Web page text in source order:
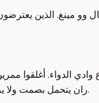
وو مينغ. الذين
وادي الدواء. أغلقوا
ران يتحمل بصمت ولا يرد، لكن الوضع يتدهور.